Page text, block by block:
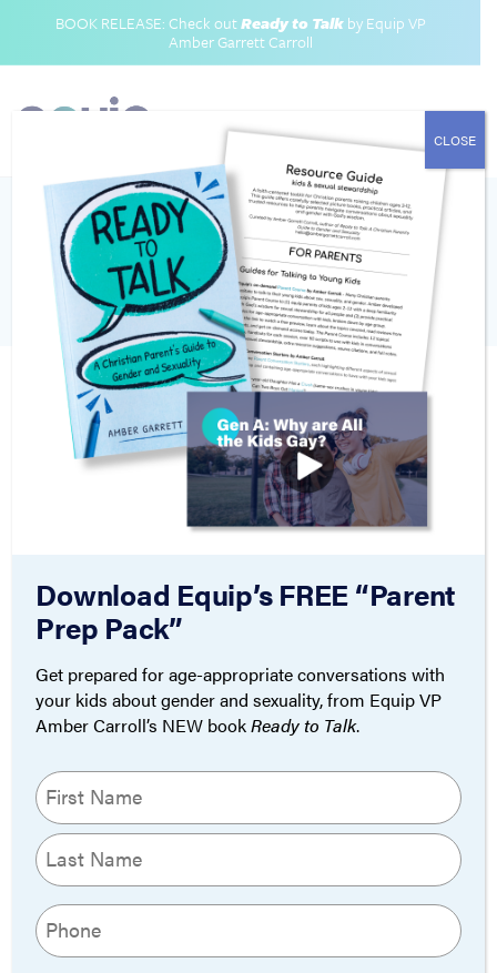
BOOK RELEASE: Check outReady to Talkby Equip VP
Amber Garrett Carroll
Category
ESPAÑOL
ESPAÑOL
5 Estrategias para tu
Iglesia
By
Pieter Valk
Pastores, por favor
no miren hacia otro
lado
Download Equip’s FREE “Parent
Prep Pack”
Get prepared for age-appropriate conversations with
your kids about gender and sexuality, from Equip VP
Amber Carroll’s NEW bookReady to Talk.
Name
(Required)
First
Last
Phone
(Required)
CLOSE